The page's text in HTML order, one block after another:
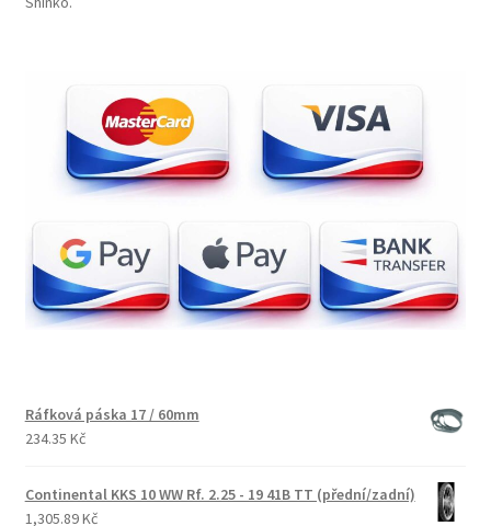
Ráfková páska 17 / 60mm
234.35 Kč
Continental KKS 10 WW Rf. 2.25 - 19 41B TT (přední/zadní)
1,305.89 Kč